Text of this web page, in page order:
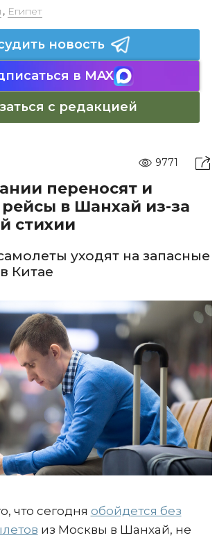
, Египет
новость
в MAX
с редакцией
9771
переносят и
в Шанхай из-за
стихии
уходят на запасные
Китае
что сегодня обойдется без
из Москвы в Шанхай, не